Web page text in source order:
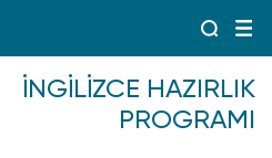
İNGILIZCE HAZIRLIK
PROGRAMI